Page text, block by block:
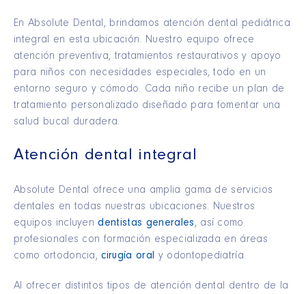
En Absolute Dental, brindamos atención dental pediátrica
integral en esta ubicación. Nuestro equipo ofrece
atención preventiva, tratamientos restaurativos y apoyo
para niños con necesidades especiales, todo en un
entorno seguro y cómodo. Cada niño recibe un plan de
tratamiento personalizado diseñado para fomentar una
salud bucal duradera.
Atención dental integral
Absolute Dental ofrece una amplia gama de servicios
dentales en todas nuestras ubicaciones. Nuestros
equipos incluyendentistas generales, así como
profesionales con formación especializada en áreas
como ortodoncia,cirugía oral y odontopediatría.
Al ofrecer distintos tipos de atención dental dentro de la